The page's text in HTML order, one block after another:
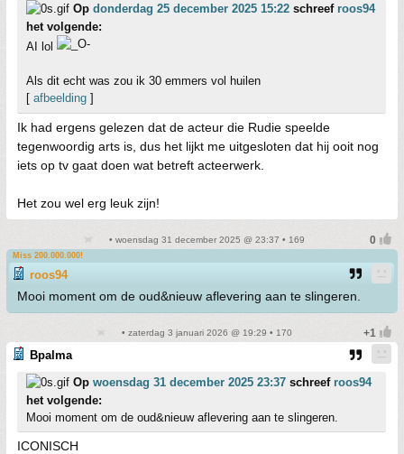
Op donderdag 25 december 2025 15:22 schreef roos94
het volgende:
AI lol
Als dit echt was zou ik 30 emmers vol huilen
[ afbeelding ]
Ik had ergens gelezen dat de acteur die Rudie speelde
tegenwoordig arts is, dus het lijkt me uitgesloten dat hij ooit nog
iets op tv gaat doen wat betreft acteerwerk.
Het zou wel erg leuk zijn!
• woensdag 31 december 2025 @ 23:37 • 169
Miss 200.000.000!
roos94
Mooi moment om de oud&nieuw aflevering aan te slingeren.
• zaterdag 3 januari 2026 @ 19:29 • 170
Bpalma
Op woensdag 31 december 2025 23:37 schreef roos94
het volgende:
Mooi moment om de oud&nieuw aflevering aan te slingeren.
ICONISCH